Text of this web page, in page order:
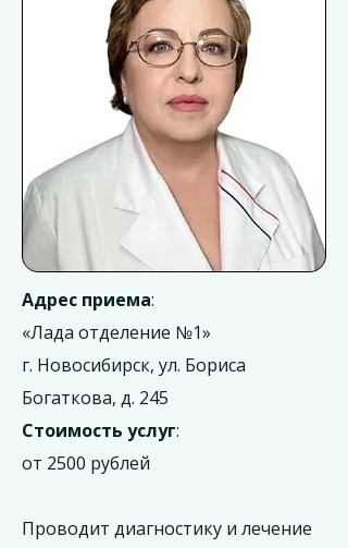
Адрес приема:
«Лада отделение №1»
г. Новосибирск, ул. Бориса
Богаткова, д. 245
Стоимость услуг:
от 2500 рублей
Проводит диагностику и лечение